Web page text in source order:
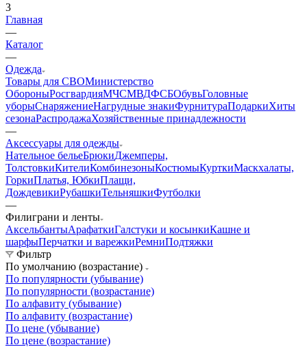
3
Главная
—
Каталог
—
Одежда
Товары для СВОМинистерство
ОбороныРосгвардияМЧСМВДФСБОбувьГоловные
уборыСнаряжениеНагрудные знакиФурнитураПодаркиХиты
сезонаРаспродажаХозяйственные принадлежности
—
Аксессуары для одежды
Нательное бельеБрюкиДжемперы,
ТолстовкиКителиКомбинезоныКостюмыКурткиМаскхалаты,
ГоркиПлатья, ЮбкиПлащи,
ДождевикиРубашкиТельняшкиФутболки
—
Филиграни и ленты
АксельбантыАрафаткиГалстуки и косынкиКашне и
шарфыПерчатки и варежкиРемниПодтяжки
Фильтр
По умолчанию (возрастание)
По популярности (убывание)
По популярности (возрастание)
По алфавиту (убывание)
По алфавиту (возрастание)
По цене (убывание)
По цене (возрастание)